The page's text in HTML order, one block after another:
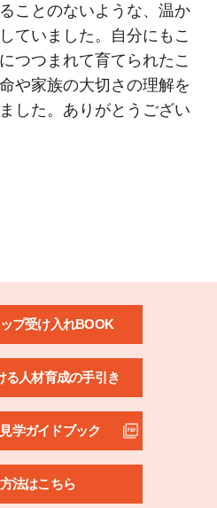
ことのないような、温か
ていました。自分にもこ
つつまれて育てられたこ
や家族の大切さの理解を
した。ありがとうござい
プ受け入れBOOK
る人材育成の手引き
学ガイドブック
法はこちら